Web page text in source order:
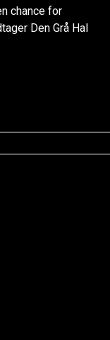
chance for
Den Grå Hal